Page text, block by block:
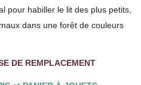
pour habiller le lit des plus petits,
dans une forêt de couleurs
DE REMPLACEMENT